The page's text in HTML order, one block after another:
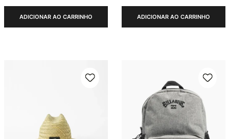
ADICIONAR AO CARRINHO ADICIONAR AO CARRINHO